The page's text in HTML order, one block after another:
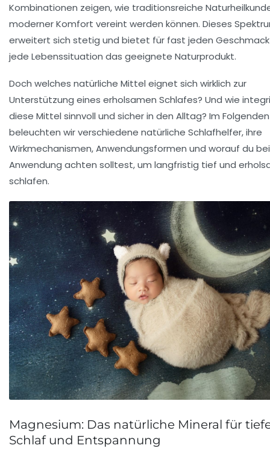
Kombinationen zeigen, wie traditionsreiche
moderner Komfort vereint werden können. Dieses
erweitert sich stetig und bietet für fast jeden
jede Lebenssituation das geeignete Naturprodukt.
Doch welches natürliche Mittel eignet sich wirklich zur
Unterstützung eines erholsamen Schlafes? Und wie
diese Mittel sinnvoll und sicher in den Alltag? Im Folgenden
beleuchten wir verschiedene natürliche Schlafhelfer, ihre
Wirkmechanismen, Anwendungsformen und worauf du
Anwendung achten solltest, um langfristig tief und
schlafen.
Magnesium: Das natürliche Mineral für
Schlaf und Entspannung